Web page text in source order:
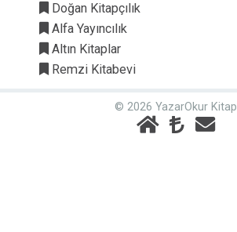
Doğan Kitapçılık
Alfa Yayıncılık
Altın Kitaplar
Remzi Kitabevi
© 2026 YazarOkur Kitap